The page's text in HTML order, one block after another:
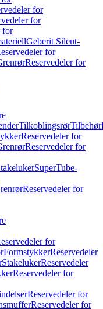
for
for
for
Geberit Silent-
for
Reservedeler for
TilkoblingsrørTilbehør
Reservedeler for
Reservedeler for
SuperTube-
Reservedeler for
for
FormstykkerReservedeler
StakelukerReservedeler
Reservedeler for
Reservedeler for
Reservedeler for